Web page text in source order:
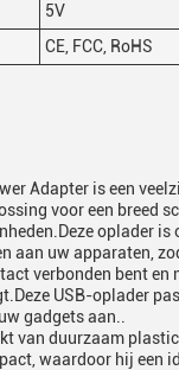
5V
CE, FCC, RoHS
Adapter is een
voor een breed
oplader is
aan uw apparaten,
verbonden bent en
USB-oplader
gadgets aan..
van duurzaam
waardoor hij een